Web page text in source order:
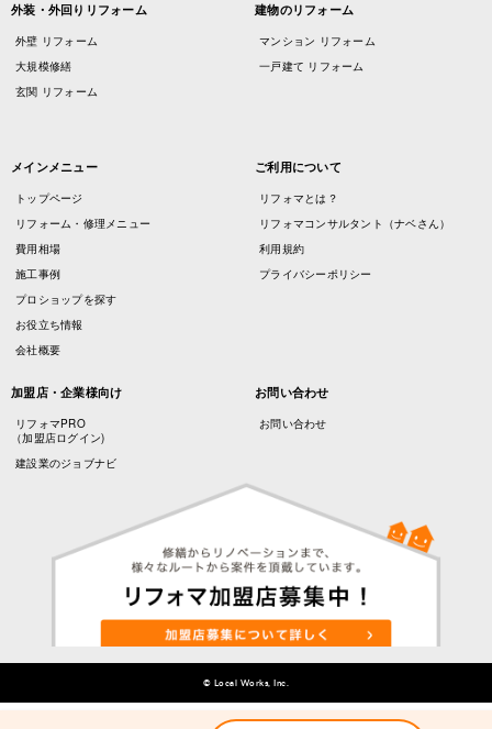
外装・外回りリフォーム
外壁 リフォーム
大規模修繕
玄関 リフォーム
建物のリフォーム
マンション リフォーム
一戸建て リフォーム
メインメニュー
トップページ
リフォーム・修理メニュー
費用相場
施工事例
プロショップを探す
お役立ち情報
会社概要
ご利用について
リフォマとは？
リフォマコンサルタント（ナベさん）
利用規約
プライバシーポリシー
加盟店・企業様向け
リフォマPRO
（加盟店ログイン)
建設業のジョブナビ
お問い合わせ
お問い合わせ
© Local Works, Inc.